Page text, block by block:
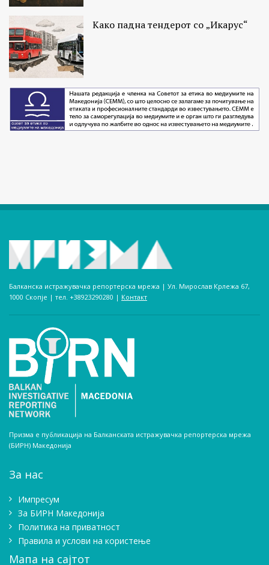
Како падна тендерот со „Икарус“
Балканска истражувачка репортерска мрежа | Ул. Мирослав Крлежа 67,
1000 Скопје | тел. +38923290280­ | Контакт
Призма е публикација на Балканската истражувачка репортерска мрежа
(БИРН) Македонија
За нас
Импресум
Зa БИРН Македонија
Политика на приватност
Правила и услови на користење
Мапа на сајтот